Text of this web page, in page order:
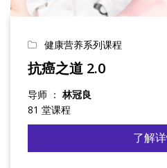
健康营养系列课程
抗癌之道 2.0
导师 ： 林冠良
81 堂课程
了解